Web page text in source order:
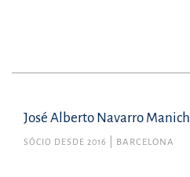
José Alberto Navarro Manich
SÓCIO DESDE 2016 BARCELONA